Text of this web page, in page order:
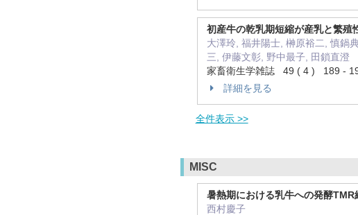
初産牛の乾乳期短縮が産乳と繁殖
大澤玲, 福井陽士, 榊原裕二, 慎鍋
三, 伊藤文彰, 野中最子, 田鎖直澄
家畜衛生学雑誌 49 ( 4 ) 189 -
詳細を見る
全件表示 >>
MISC
暑熱期における乳牛への発酵TMR
西村慶子